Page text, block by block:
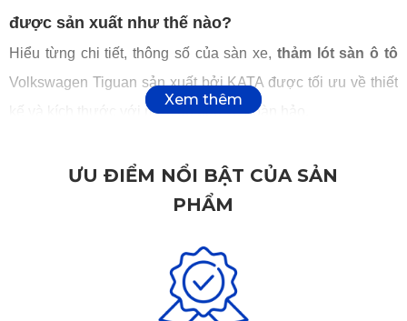
được sản xuất như thế nào?
Hiểu từng chi tiết, thông số của sàn xe, thảm lót sàn ô tô
Volkswagen Tiguan sản xuất bởi KATA được tối ưu về thiết
kế và kích thước với mức độ bảo vệ hoàn hảo.
Hiện nay trên thị trường có hàng loạt chất liệu sản phẩm để
tạo ra thảm lót sàn như: nỉ, cao su rối, vải rối, nhựa,.... Tuy
người sử dụng bởi độ bền chưa cao, mùi khó chịu, dễ bị
cong vênh và gây ẩm mốc. KATA đã dành rất nhiều thời gian
và công sức để tìm ra chất liệu cao cấp và khắc phục hoàn
ƯU ĐIỂM NỔI BẬT CỦA SẢN
PHẨM